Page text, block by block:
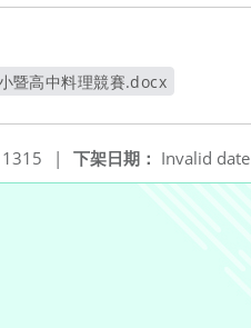
暨高中料理競賽.docx
下架日期： Invalid date
1315 |